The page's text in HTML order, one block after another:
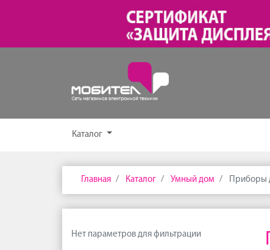
Каталог
Главная Каталог Умный дом Приборы
Нет параметров для фильтрации